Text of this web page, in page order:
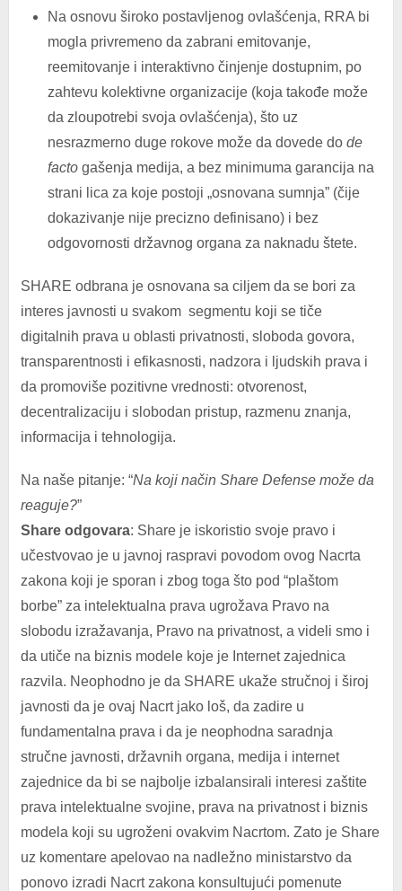
Na osnovu široko postavljenog ovlašćenja, RRA bi
mogla privremeno da zabrani emitovanje,
reemitovanje i interaktivno činjenje dostupnim, po
zahtevu kolektivne organizacije (koja takođe može
da zloupotrebi svoja ovlašćenja), što uz
nesrazmerno duge rokove može da dovede do de
factogašenja medija, a bez minimuma garancija na
strani lica za koje postoji „osnovana sumnja” (čije
dokazivanje nije precizno definisano) i bez
odgovornosti državnog organa za naknadu štete.
SHARE odbrana je osnovana sa ciljem da se bori za
interes javnosti u svakom segmentu koji se tiče
digitalnih prava u oblasti privatnosti, sloboda govora,
transparentnosti i efikasnosti, nadzora i ljudskih prava i
da promoviše pozitivne vrednosti: otvorenost,
decentralizaciju i slobodan pristup, razmenu znanja,
informacija i tehnologija.
Na naše pitanje: “Na koji način Share Defense može da
reaguje?”
Share odgovara: Share je iskoristio svoje pravo i
učestvovao je u javnoj raspravi povodom ovog Nacrta
zakona koji je sporan i zbog toga što pod “plaštom
borbe” za intelektualna prava ugrožava Pravo na
slobodu izražavanja, Pravo na privatnost, a videli smo i
da utiče na biznis modele koje je Internet zajednica
razvila. Neophodno je da SHARE ukaže stručnoj i široj
javnosti da je ovaj Nacrt jako loš, da zadire u
fundamentalna prava i da je neophodna saradnja
stručne javnosti, državnih organa, medija i internet
zajednice da bi se najbolje izbalansirali interesi zaštite
prava intelektualne svojine, prava na privatnost i biznis
modela koji su ugroženi ovakvim Nacrtom. Zato je Share
uz komentare apelovao na nadležno ministarstvo da
ponovo izradi Nacrt zakona konsultujući pomenute